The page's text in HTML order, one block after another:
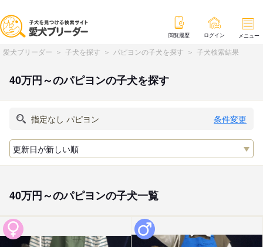
閲覧履歴 ログイン メニュー
愛犬ブリーダー 子犬を探す パピヨンの子犬を探す 子犬検索結果
40万円～のパピヨンの子犬を探す
条件変更
40万円～のパピヨンの子犬一覧